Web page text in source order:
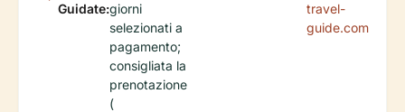
Guidate:giorni
selezionati a
pagamento;
consigliata la
prenotazione
(
travel-
guide.com